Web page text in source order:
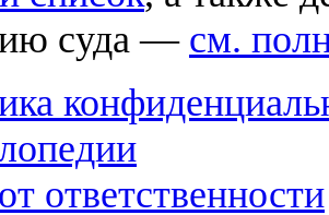
суда — см.
ответственности